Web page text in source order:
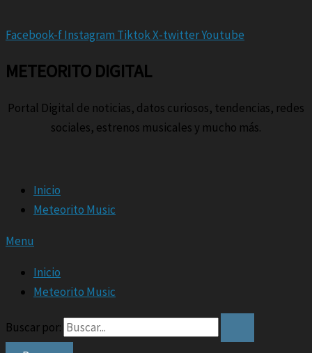
Facebook-fInstagram TiktokX-twitterYoutube
METEORITO DIGITAL
Portal Digital de noticias, datos curiosos, tendencias, redes
sociales, estrenos musicales y mucho más.
Inicio
Meteorito Music
Menu
Inicio
Meteorito Music
Buscar por: